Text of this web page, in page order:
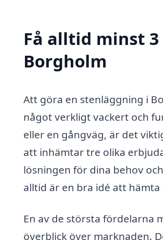
Få alltid minst
Borgholm
Att göra en stenläggning i
något verkligt vackert och
eller en gångväg, är det
att inhämtar tre olika
lösningen för dina behov
alltid är en bra idé att
En av de största fördelarna
överblick över marknaden.